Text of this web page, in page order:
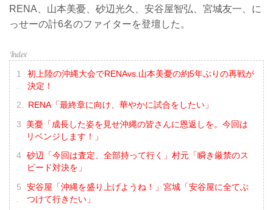
RENA、山本美憂、砂辺光久、安谷屋智弘、宮城友一、に
っせーの計6名のファイターを登壇した。
初上陸の沖縄大会でRENAvs.山本美憂の約5年ぶりの再戦が
決定！
RENA「最終章に向け、華やかに試合をしたい」
美憂「成長した姿を見せ沖縄の皆さんに恩返しを。今回は
リベンジします！」
砂辺「今回は査定、全部持って行く」村元「瞬き厳禁のス
ピード対決を」
安谷屋「沖縄を盛り上げようね！」宮城「安谷屋に全てぶ
つけて行きたい」